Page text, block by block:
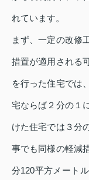
れています。
まず、一定の改修
措置が適用される
を行った住宅では
宅ならば２分の１
けた住宅では３分
事でも同様の軽減
分120平方メート